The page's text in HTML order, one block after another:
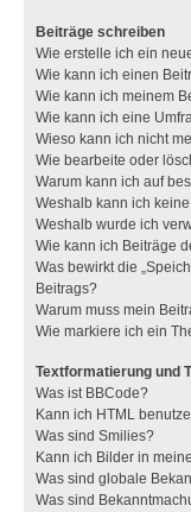
Beiträge schreiben
Wie erstelle ich ein
Wie kann ich einen
Wie kann ich meinem
Wie kann ich eine
Wieso kann ich nicht
Wie bearbeite oder
Warum kann ich auf
Weshalb kann ich
Weshalb wurde ich
Wie kann ich Beiträge
Was bewirkt die
Beitrags?
Warum muss mein
Wie markiere ich ein
Textformatierung und
Was ist BBCode?
Kann ich HTML
Was sind Smilies?
Kann ich Bilder in
Was sind globale
Was sind